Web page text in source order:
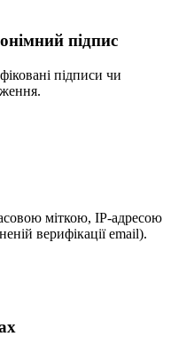
підпис
підписи чи
міткою, IP-адресою
верифікації email).